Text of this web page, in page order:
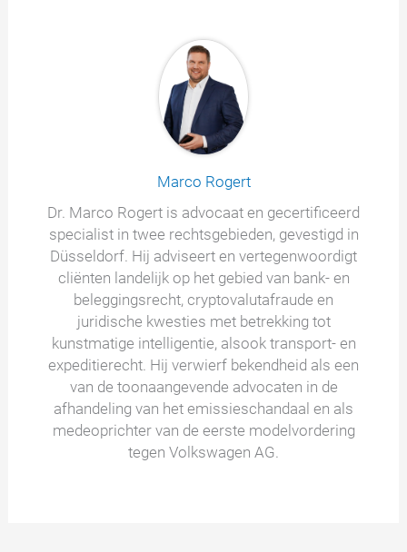
Marco Rogert
Dr. Marco Rogert is advocaat en gecertificeerd
specialist in twee rechtsgebieden, gevestigd in
Düsseldorf. Hij adviseert en vertegenwoordigt
cliënten landelijk op het gebied van bank- en
beleggingsrecht, cryptovalutafraude en
juridische kwesties met betrekking tot
kunstmatige intelligentie, alsook transport- en
expeditierecht. Hij verwierf bekendheid als een
van de toonaangevende advocaten in de
afhandeling van het emissieschandaal en als
medeoprichter van de eerste modelvordering
tegen Volkswagen AG.